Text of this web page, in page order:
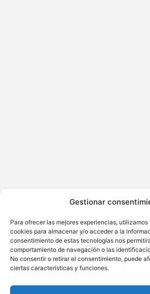
Gestionar
Para ofrecer las mejores experiencias,
cookies para almacenar y/o acceder a la
consentimiento de estas tecnologías nos
comportamiento de navegación o las
No consentir o retirar el consentimiento, puede
ciertas características y funciones.
Aviso Legal Política de